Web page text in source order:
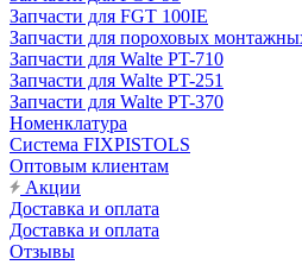
Запчасти для FGT 100IE
Запчасти для пороховых
Запчасти для Walte PT-710
Запчасти для Walte PT-251
Запчасти для Walte PT-370
Номенклатура
Система FIXPISTOLS
Оптовым клиентам
Акции
Доставка и оплата
Доставка и оплата
Отзывы